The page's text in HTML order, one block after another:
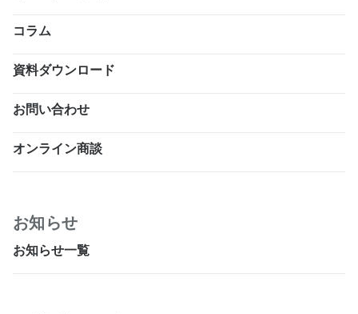
コラム
資料ダウンロード
お問い合わせ
オンライン商談
お知らせ
お知らせ一覧